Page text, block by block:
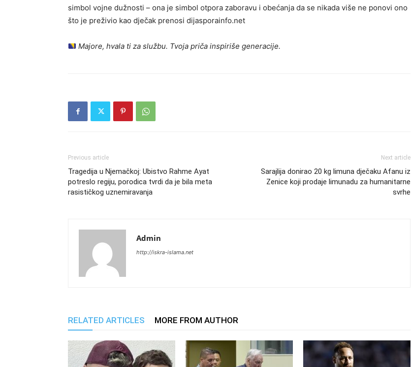
simbol vojne dužnosti – ona je simbol otpora zaboravu i obećanja da se nikada više ne ponovi ono
što je preživio kao dječak prenosi dijasporainfo.net
Majore, hvala ti za službu. Tvoja priča inspiriše generacije.
Previous article
Tragedija u Njemačkoj: Ubistvo Rahme Ayat
potreslo regiju, porodica tvrdi da je bila meta
rasističkog uznemiravanja
Next article
Sarajlija donirao 20 kg limuna dječaku Afanu iz
Zenice koji prodaje limunadu za humanitarne
svrhe
Admin
http://iskra-islama.net
RELATED ARTICLES MORE FROM AUTHOR